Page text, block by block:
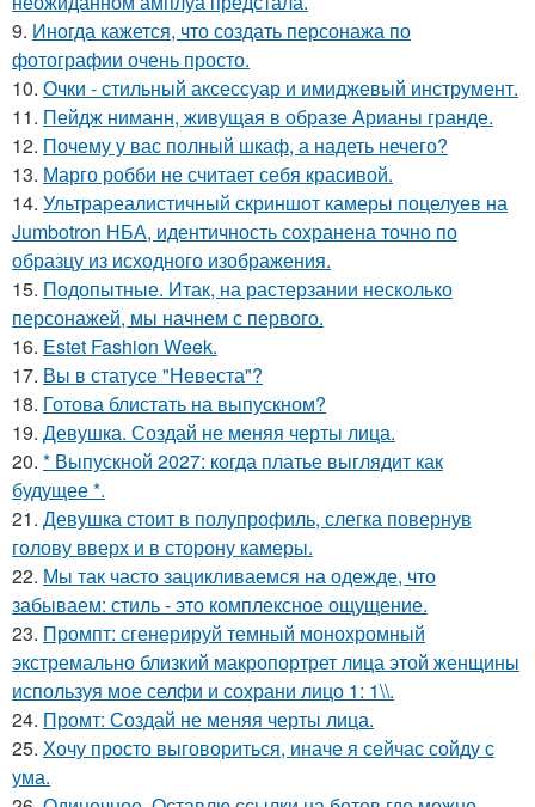
9. Иногда кажется, что создать персонажа по
фотографии очень просто.
10. Очки - стильный аксессуар и имиджевый инструмент.
11. Пейдж ниманн, живущая в образе Арианы гранде.
12. Почему у вас полный шкаф, а надеть нечего?
13. Марго робби не считает себя красивой.
14. Ультрареалистичный скриншот камеры поцелуев на
Jumbotron НБА, идентичность сохранена точно по
образцу из исходного изображения.
15. Подопытные. Итак, на растерзании несколько
персонажей, мы начнем с первого.
16. Estet Fashion Week.
17. Вы в статусе "Невеста"?
18. Готова блистать на выпускном?
19. Девушка. Создай не меняя черты лица.
20. * Выпускной 2027: когда платье выглядит как
будущее *.
21. Девушка стоит в полупрофиль, слегка повернув
голову вверх и в сторону камеры.
22. Мы так часто зацикливаемся на одежде, что
забываем: стиль - это комплексное ощущение.
23. Промпт: сгенерируй темный монохромный
экстремально близкий макропортрет лица этой женщины
используя мое селфи и сохрани лицо 1: 1\\.
24. Промт: Создай не меняя черты лица.
25. Хочу просто выговориться, иначе я сейчас сойду с
ума.